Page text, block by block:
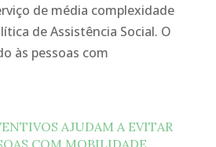
de média complexidade
de Assistência Social. O
às pessoas com
AJUDAM A EVITAR
COM MOBILIDADE